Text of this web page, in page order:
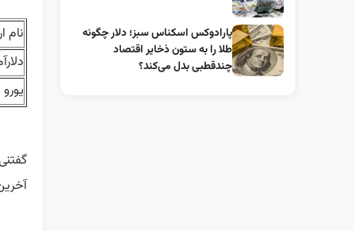
پارادوکس اسکناس سبز؛ دلار چگونه
طلا را به ستون ذخایر اقتصاد
چندقطبی بدل می‌کند؟
نام
یورو